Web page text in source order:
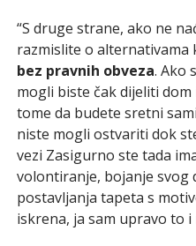
“S druge strane, ako ne
razmislite o alternativama
bez pravnih obveza. Ako
mogli biste čak dijeliti
tome da budete sretni
niste mogli ostvariti dok
vezi Zasigurno ste tada
volontiranje, bojanje svog
postavljanja tapeta s
iskrena, ja sam upravo to i